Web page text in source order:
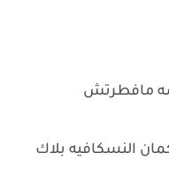
مافطرتش
النسكافيه بلاك